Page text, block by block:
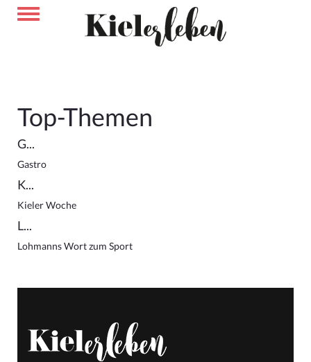
Top-Themen
G...
Gastro
K...
Kieler Woche
L...
Lohmanns Wort zum Sport